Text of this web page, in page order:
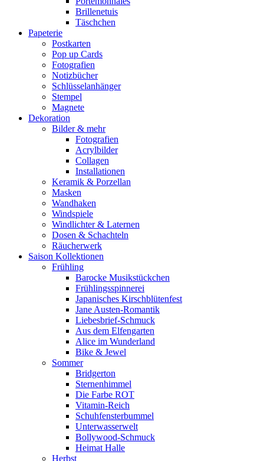
Brillenetuis
Täschchen
Papeterie
Postkarten
Pop up Cards
Fotografien
Notizbücher
Schlüsselanhänger
Stempel
Magnete
Dekoration
Bilder & mehr
Fotografien
Acrylbilder
Collagen
Installationen
Keramik & Porzellan
Masken
Wandhaken
Windspiele
Windlichter & Laternen
Dosen & Schachteln
Räucherwerk
Saison Kollektionen
Frühling
Barocke Musikstückchen
Frühlingsspinnerei
Japanisches Kirschblütenfest
Jane Austen-Romantik
Liebesbrief-Schmuck
Aus dem Elfengarten
Alice im Wunderland
Bike & Jewel
Sommer
Bridgerton
Sternenhimmel
Die Farbe ROT
Vitamin-Reich
Schuhfensterbummel
Unterwasserwelt
Bollywood-Schmuck
Heimat Halle
Herbst